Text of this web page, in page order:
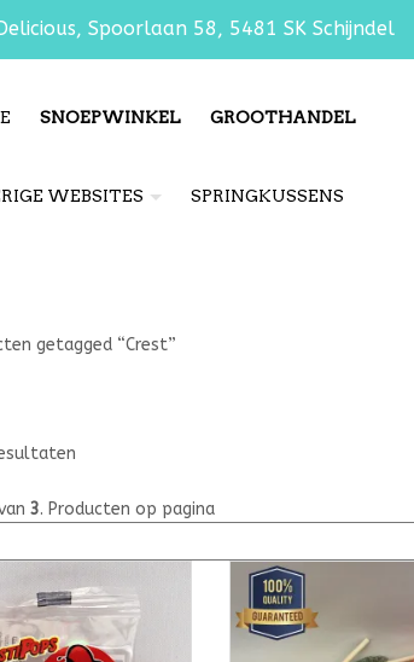
Spoorlaan 58, 5481 SK Schijndel
SNOEPWINKEL GROOTHANDEL
WEBSITES SPRINGKUSSENS
getagged “Crest”
3. Producten op pagina